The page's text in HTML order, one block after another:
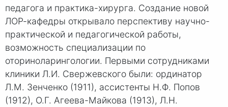
педагога и практика-хирурга. Создание новой
ЛОР-кафедры открывало перспективу научно-
практической и педагогической работы,
возможность специализации по
оториноларингологии. Первыми сотрудниками
клиники Л.И. Свержевского были: ординатор
Л.М. Зенченко (1911), ассистенты Н.Ф. Попов
(1912), О.Г. Агеева-Майкова (1913), Л.Н.